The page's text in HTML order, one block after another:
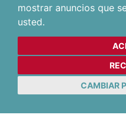
mostrar anuncios que
usted.
CAMBIAR